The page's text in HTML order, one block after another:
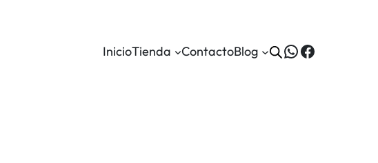
InicioTienda ContactoBlog WhatsApp
Facebook